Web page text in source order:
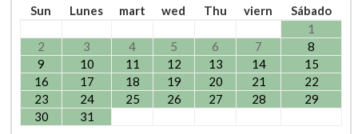
Sun
Lunes mart wed Thu viern
Sábado
1
2
3 4 5 6 7
8
9
10 11 12 13 14
15
16
17 18 19 20 21
22
23
24 25 26 27 28
29
30
31